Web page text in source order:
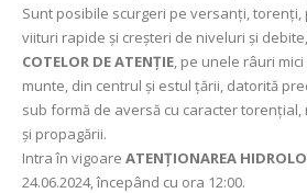
Sunt posibile scurgeri pe versanți,
viituri rapide și creșteri de niveluri și
COTELOR DE ATENȚIE, pe unele râuri
munte, din centrul și estul țării, datorită
sub formă de aversă cu caracter
şi propagării.
Intra în vigoare ATENȚIONAREA
24.06.2024, începând cu ora 12:00.